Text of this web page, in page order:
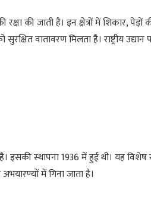
रक्षा की जाती है। इन क्षेत्रों में शिकार,
वातावरण मिलता है। राष्ट्रीय उद्यान
है। इसकी स्थापना 1936 में हुई थी। यह
में गिना जाता है।